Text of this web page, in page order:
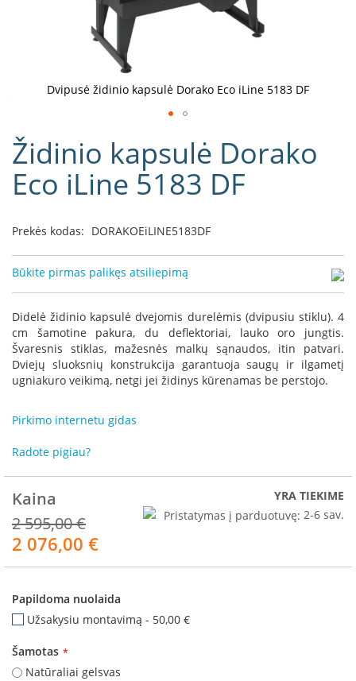
i
n
e
a
f
r
o
m
e
R
o
m
t
p
p
r
m
n
v
Židinio kapsulė Dorako
Eco iLine 5183 DF
Prekės kodas: DORAKOEiLINE5183DF
Būkite pirmas palikęs atsiliepimą
Didelė židinio kapsulė dvejomis durelėmis (dvipusiu stiklu). 4
cm šamotine pakura, du deflektoriai, lauko oro jungtis.
Švaresnis stiklas, mažesnės malkų sąnaudos, itin patvari.
Dviejų sluoksnių konstrukcija garantuoja saugų ir ilgametį
ugniakuro veikimą, netgi jei židinys kūrenamas be perstojo.
Pirkimo internetu gidas
Radote pigiau?
Kaina
2 595,00 €
Akcija
2 076,00 €
YRA TIEKIME
Pristatymas į parduotuvę: 2-6 sav.
Papildoma nuolaida
Užsakysiu montavimą - 50,00 €
Šamotas
Natūraliai gelsvas
Dvipusė židinio kapsulė Dorako Eco iLine 5183 DF
į
galerijos
paradžią